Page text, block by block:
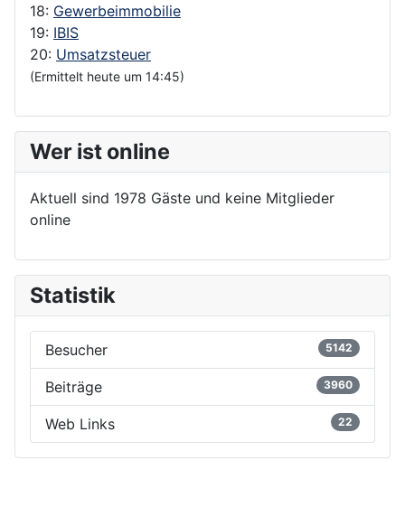
18: Gewerbeimmobilie
19: IBIS
20: Umsatzsteuer
(Ermittelt heute um 14:45)
Wer ist online
Aktuell sind 1978 Gäste und keine Mitglieder
online
Statistik
Besucher 5142
Beiträge 3960
Web Links 22